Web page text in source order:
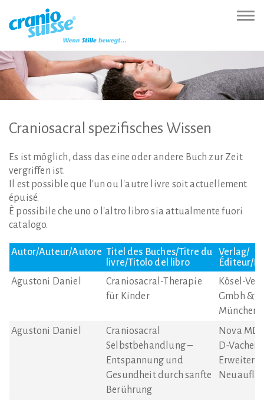
(Accesskey
Hauptnavigation
(Accesskey
Inhalt
(Accesskey
Sprachumschaltung
(Accesskey
Craniosacral spezifisches Wissen
Es ist möglich, dass das eine oder andere Buch zur Zeit
vergriffen ist.
Il est possible que l'un ou l'autre livre soit actuellement
épuisé.
È possibile che uno o l'altro libro sia attualmente fuori
catalogo.
Autor/Auteur/Autore Titel des Buches/Titre du
livre/Titolo del libro
Verlag/
Éditeur/
Agustoni Daniel
Craniosacral-Therapie
für Kinder
Kösel-
Gmbh &
München
Agustoni Daniel
Craniosacral
Selbstbehandlung –
Entspannung und
Gesundheit durch sanfte
Berührung
Nova MD
D-
Erweiterte